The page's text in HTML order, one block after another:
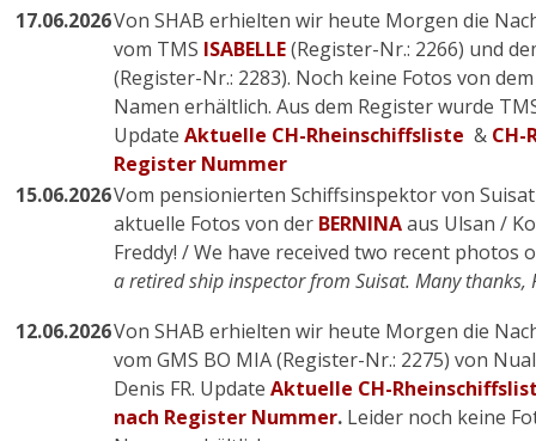
17.06.2026Von SHAB erhielten wir heute Morgen die
vom TMS ISABELLE(Register-Nr.: 2266) und
(Register-Nr.: 2283). Noch keine Fotos von
Namen erhältlich. Aus dem Register wurde
Update Aktuelle CH-Rheinschiffsliste & CH-
Register Nummer
15.06.2026Vom pensionierten Schiffsinspektor von
aktuelle Fotos von der BERNINAaus Ulsan /
Freddy! / We have received two recent photos
a retired ship inspector from Suisat. Many thanks,
12.06.2026Von SHAB erhielten wir heute Morgen die
vom GMS BO MIA (Register-Nr.: 2275) von
Denis FR. Update Aktuelle CH-
nach Register Nummer. Leider noch keine